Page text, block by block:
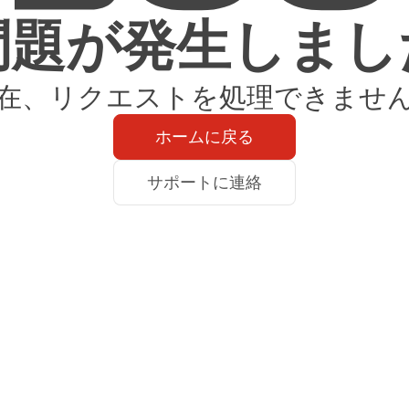
が発生しま
、リクエストを処理できませ
ホームに戻る
サポートに連絡